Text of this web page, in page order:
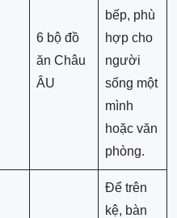
6 bộ đồ
ăn Châu
ÂU
bếp, phù
hợp cho
người
sống một
mình
hoặc văn
phòng.
Để trên
kệ, bàn